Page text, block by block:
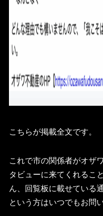
こちらが掲載全文です。
これで市の関係者がオザ
タビューに来てくれるこ
ん、回覧板に載せている
という方はいつでもお問